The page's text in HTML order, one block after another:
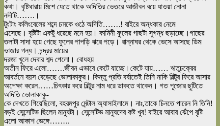
কথা। বৃষ্টিধারায় মিশে যেতে থাকে অদিতির ভেতরে আজীবন বয়ে যাওয়া নোনা
নদীটি…….।
টুংটাং কলিংবেলের শব্দে চমকে ওঠে অদিতি…….! বাইরে অন্ধকার নেমে
এসেছে। বৃষ্টিটা একটু ধরেছে মনে হয়। কামিনী ফুলের গাছটা সুগন্ধ ছড়াচ্ছে।গাছের
তলাটা সাদা হয়ে গেছে ফুলের পাপড়ি ঝরে পড়ে। রান্নাঘর থেকে ভেসে আসছে ডিম
ভাজার গন্ধ। চন্দ্রর মায়ের
দরজা খুলে দেবার শব্দ পেলো। বোধহয়
অতীন ফিরে এলো…….জীবন এভাবে কেটে যাচ্ছে।কেটে যায়…… ঋতুচক্রের
আবর্তনে বয়স বেড়েছে ভোলাকাকুর। কিন্তু প্রতি বর্ষাতেই তিনি নাকি বিল্টুর ফিরে আসার
অপেক্ষা করেন……চিৎকার করে বিল্টুর নাম ধরে ডাকতে থাকেন। গত পূজোর ছুটিতে
অদিতি ভোলাকাকু-
কে দেখতে গিয়েছিলো, বহরমপুর মেন্টাল অ্যাসাইলামে। নাঃ,তাকে চিনতে পারেন নি তিনি!
বড়ই সেন্সেটিভ ছিলেন মানুষটা। সেন্সেটিভ মানুষদের কষ্ট খুব! বাইরে আবার ঝেঁপে বৃষ্টি
এলো আকাশ ভেঙ্গে……..